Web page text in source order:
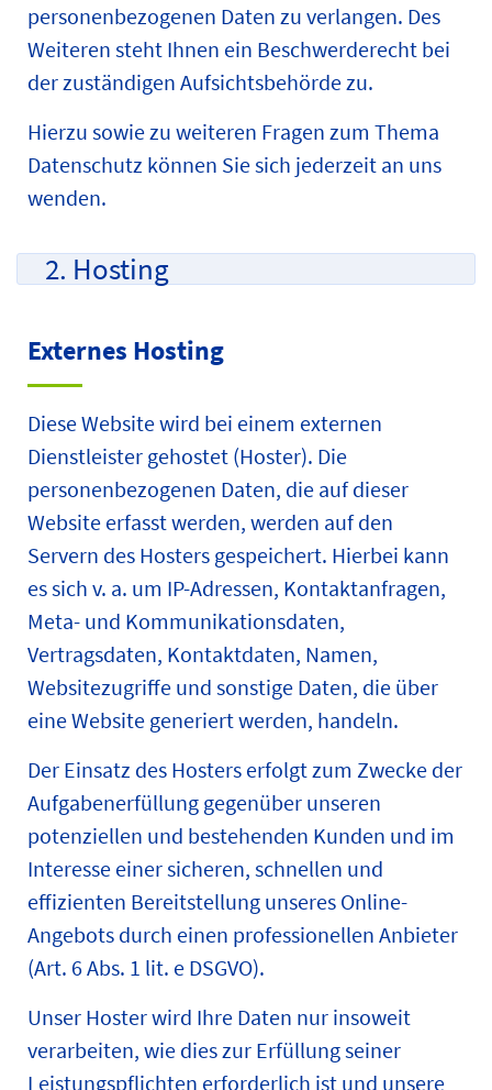
personenbezogenen Daten zu verlangen. Des
Weiteren steht Ihnen ein Beschwerderecht bei
der zuständigen Aufsichtsbehörde zu.
Hierzu sowie zu weiteren Fragen zum Thema
Datenschutz können Sie sich jederzeit an uns
wenden.
2. Hosting
Externes Hosting
Diese Website wird bei einem externen
Dienstleister gehostet (Hoster). Die
personenbezogenen Daten, die auf dieser
Website erfasst werden, werden auf den
Servern des Hosters gespeichert. Hierbei kann
es sich v. a. um IP-Adressen, Kontaktanfragen,
Meta- und Kommunikationsdaten,
Vertragsdaten, Kontaktdaten, Namen,
Websitezugriffe und sonstige Daten, die über
eine Website generiert werden, handeln.
Der Einsatz des Hosters erfolgt zum Zwecke der
Aufgabenerfüllung gegenüber unseren
potenziellen und bestehenden Kunden und im
Interesse einer sicheren, schnellen und
effizienten Bereitstellung unseres Online-
Angebots durch einen professionellen Anbieter
(Art. 6 Abs. 1 lit. e DSGVO).
Unser Hoster wird Ihre Daten nur insoweit
verarbeiten, wie dies zur Erfüllung seiner
Leistungspflichten erforderlich ist und unsere